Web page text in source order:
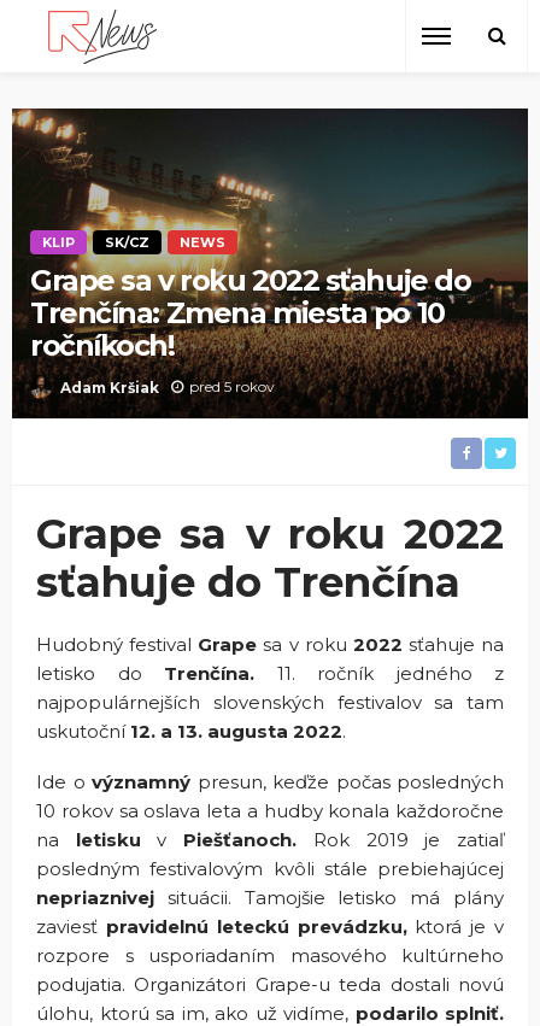
KLIP SK/CZ NEWS
Grape sa v roku 2022 sťahuje do
Trenčína: Zmena miesta po 10
ročníkoch!
Adam Kršiak pred 5 rokov
Grape sa v roku 2022
sťahuje do Trenčína
Hudobný festival Grape sa v roku 2022 sťahuje na
letisko do Trenčína. 11. ročník jedného z
najpopulárnejších slovenských festivalov sa tam
uskutoční 12. a 13. augusta 2022.
Ide o významný presun, keďže počas posledných
10 rokov sa oslava leta a hudby konala každoročne
na letisku v Piešťanoch. Rok 2019 je zatiaľ
posledným festivalovým kvôli stále prebiehajúcej
nepriaznivej situácii. Tamojšie letisko má plány
zaviesť pravidelnú leteckú prevádzku,ktorá je v
rozpore s usporiadaním masového kultúrneho
podujatia. Organizátori Grape-u teda dostali novú
úlohu, ktorú sa im, ako už vidíme, podarilo splniť.